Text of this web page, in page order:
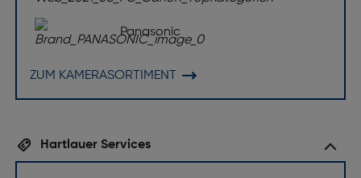
Panasonic
ZUM KAMERASORTIMENT
Hartlauer Services